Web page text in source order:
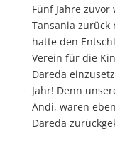
Fünf Jahre
Tansania zurück
hatte den
Verein für die
Dareda
Jahr! Denn
Andi, waren
Dareda